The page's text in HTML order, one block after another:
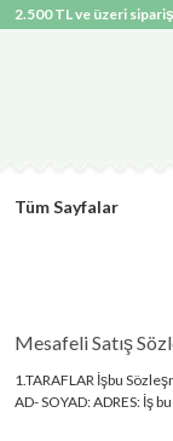
2.500 TL ve üzeri
Tüm Sayfalar
Mesafeli Satış
1.TARAFLAR İşbu
AD- SOYAD: ADRES: İş